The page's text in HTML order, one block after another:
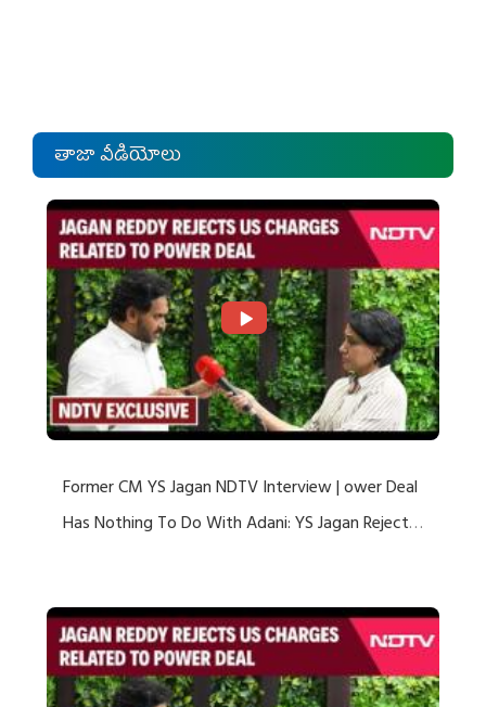
తాజా వీడియోలు
Former CM YS Jagan NDTV Interview | ower Deal
Has Nothing To Do With Adani: YS Jagan Rejects